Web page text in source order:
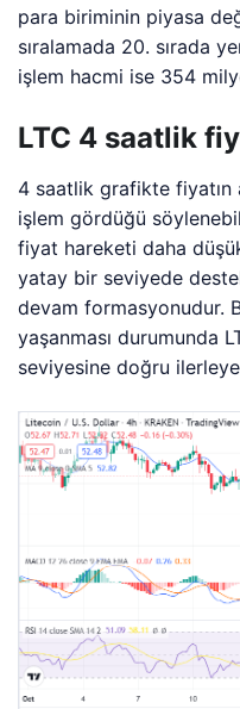
para biriminin piyasa
sıralamada 20. sırada
işlem hacmi ise 354
LTC 4 saatlik
4 saatlik grafikte
işlem gördüğü
fiyat hareketi daha
yatay bir seviyede
devam formasyonudur.
yaşanması durumunda
seviyesine doğru